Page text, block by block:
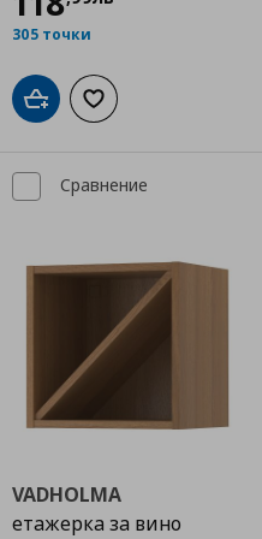
любими
305 точки
Добави в кошницата
Добави към
Сравнение
VADHOLMA
етажерка за вино